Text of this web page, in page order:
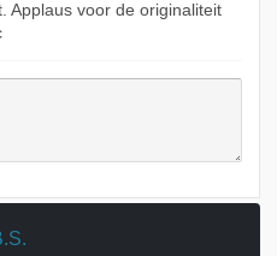
Applaus voor de originaliteit